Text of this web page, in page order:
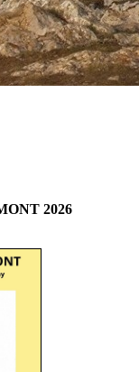
2026